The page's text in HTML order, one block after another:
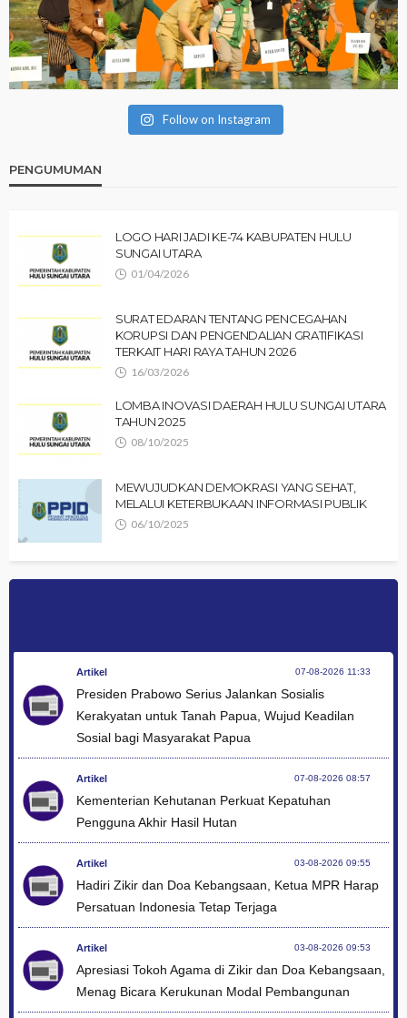
Follow on Instagram
PENGUMUMAN
LOGO HARI JADI KE-74 KABUPATEN HULU
SUNGAI UTARA
01/04/2026
SURAT EDARAN TENTANG PENCEGAHAN
KORUPSI DAN PENGENDALIAN GRATIFIKASI
TERKAIT HARI RAYA TAHUN 2026
16/03/2026
LOMBA INOVASI DAERAH HULU SUNGAI UTARA
TAHUN 2025
08/10/2025
MEWUJUDKAN DEMOKRASI YANG SEHAT,
MELALUI KETERBUKAAN INFORMASI PUBLIK
06/10/2025
Artikel 07-08-2026 11:33
Presiden Prabowo Serius Jalankan Sosialis
Kerakyatan untuk Tanah Papua, Wujud Keadilan
Sosial bagi Masyarakat Papua
Artikel 07-08-2026 08:57
Kementerian Kehutanan Perkuat Kepatuhan
Pengguna Akhir Hasil Hutan
Artikel 03-08-2026 09:55
Hadiri Zikir dan Doa Kebangsaan, Ketua MPR Harap
Persatuan Indonesia Tetap Terjaga
Artikel 03-08-2026 09:53
Apresiasi Tokoh Agama di Zikir dan Doa Kebangsaan,
Menag Bicara Kerukunan Modal Pembangunan